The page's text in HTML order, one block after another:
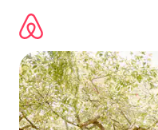
direct
naar
inhoud